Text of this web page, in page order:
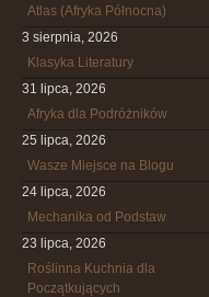
Atlas (Afryka Północna)
3 sierpnia, 2026
Klasyka Literatury
31 lipca, 2026
Afryka dla Podróżników
25 lipca, 2026
Wasze Miejsce na Blogu
24 lipca, 2026
Mechanika od Podstaw
23 lipca, 2026
Roślinna Kuchnia dla
Początkujących